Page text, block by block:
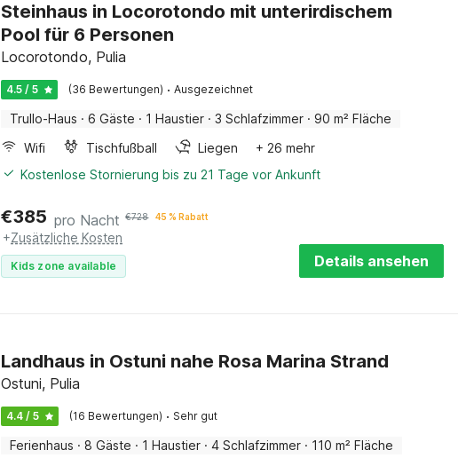
Steinhaus in Locorotondo mit unterirdischem
Pool für 6 Personen
Locorotondo, Pulia
4.5 / 5 (36 Bewertungen) · Ausgezeichnet
Trullo-Haus · 6 Gäste · 1 Haustier · 3 Schlafzimmer · 90 m² Fläche
Wifi
Tischfußball Liegen
+ 26 mehr
Kostenlose Stornierung bis zu 21 Tage vor Ankunft
€385 pro Nacht €728 45 % Rabatt
+Zusätzliche Kosten
Kids zone available Details ansehen
Landhaus in Ostuni nahe Rosa Marina Strand
Ostuni, Pulia
4.4 / 5 (16 Bewertungen) · Sehr gut
Ferienhaus · 8 Gäste · 1 Haustier · 4 Schlafzimmer · 110 m² Fläche